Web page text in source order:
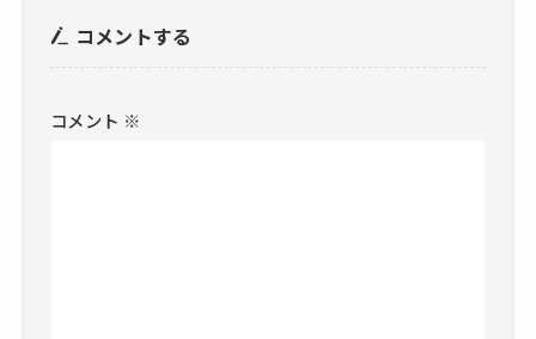
コメントする
コメント ※